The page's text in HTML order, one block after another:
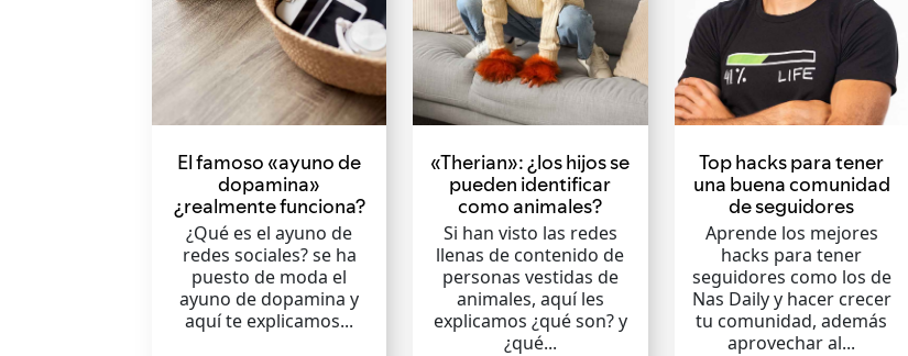
El famoso «ayuno de
dopamina»
¿realmente funciona?
¿Qué es el ayuno de
redes sociales? se ha
puesto de moda el
ayuno de dopamina y
aquí te explicamos...
«Therian»: ¿los hijos se
pueden identificar
como animales?
Si han visto las redes
llenas de contenido de
personas vestidas de
animales, aquí les
explicamos ¿qué son? y
¿qué...
Top hacks para tener
una buena comunidad
de seguidores
Aprende los mejores
hacks para tener
seguidores como los de
Nas Daily y hacer crecer
tu comunidad, además
aprovechar al...